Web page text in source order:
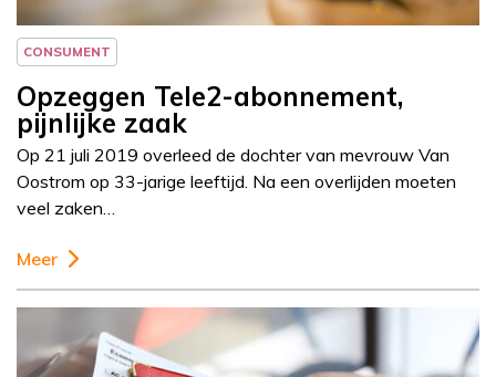
CONSUMENT
Opzeggen Tele2-abonnement,
pijnlijke zaak
Op 21 juli 2019 overleed de dochter van mevrouw Van
Oostrom op 33-jarige leeftijd. Na een overlijden moeten
veel zaken…
Meer